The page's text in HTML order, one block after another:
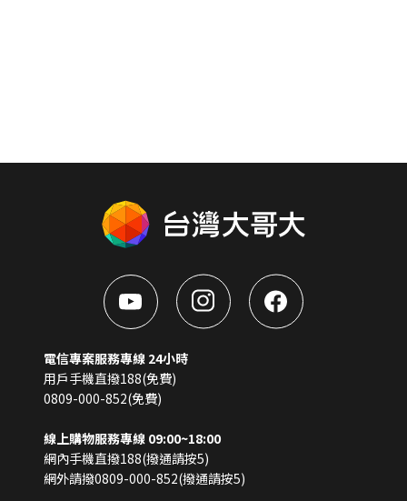
電信專案服務專線 24小時
用戶手機直撥188(免費)
0809-000-852(免費)
線上購物服務專線 09:00~18:00
網內手機直撥188(撥通請按5)
網外請撥0809-000-852(撥通請按5)